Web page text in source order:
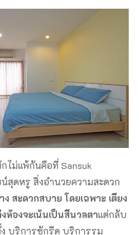
ไม่แพ้กันคือที่ Sansuk
สุดหรู สิ่งอำนวยความสะดวก
สะดวกสบาย โดยเฉพาะ เตียง
ห้องจะเน้นเป็นสีนวลตาแต่กลับ
บริการซักรีด บริการรูม